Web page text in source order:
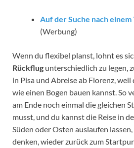
Auf der Suche nach
(Werbung)
Wenn du flexibel planst, lohnt es
Rückflug unterschiedlich zu legen,
in Pisa und Abreise ab Florenz,
wie einen Bogen bauen kannst. So
am Ende noch einmal die gleichen
musst, und du kannst die Reise in
Süden oder Osten auslaufen
denken, wieder zurück zum